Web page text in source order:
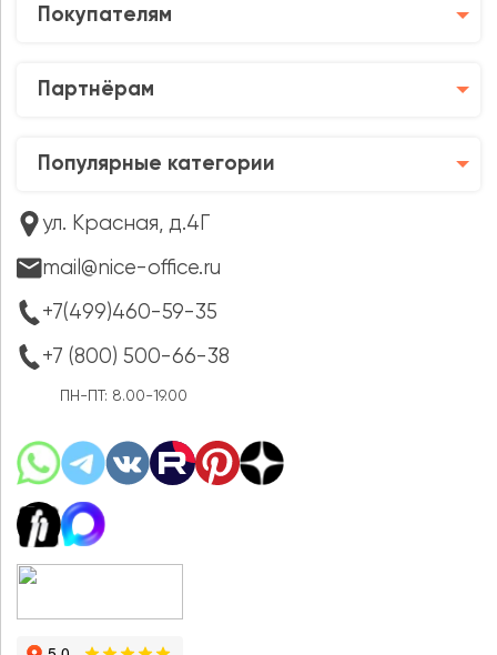
Покупателям
Партнёрам
Популярные категории
ул. Красная, д.4Г
mail@nice-office.ru
+7(499)460-59-35
+7 (800) 500-66-38
ПН-ПТ: 8.00-19.00